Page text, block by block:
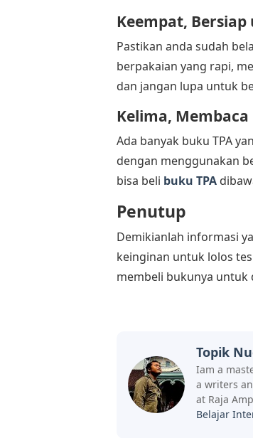
Keempat,
Pastikan anda sudah
berpakaian yang rapi,
dan jangan lupa untuk
Kelima,
Ada banyak buku TPA
dengan menggunakan
bisa beli buku TPA
Penutup
Demikianlah informasi
keinginan untuk lolos
membeli bukunya untuk
Topik
Iam a
a writers
at Raja
Belajar